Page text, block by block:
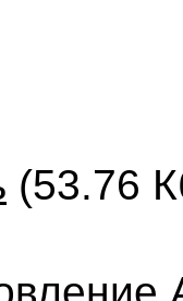
(53.76